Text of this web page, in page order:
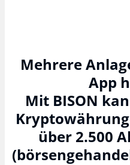
Mehrere
App
Mit BISON
über 2.500